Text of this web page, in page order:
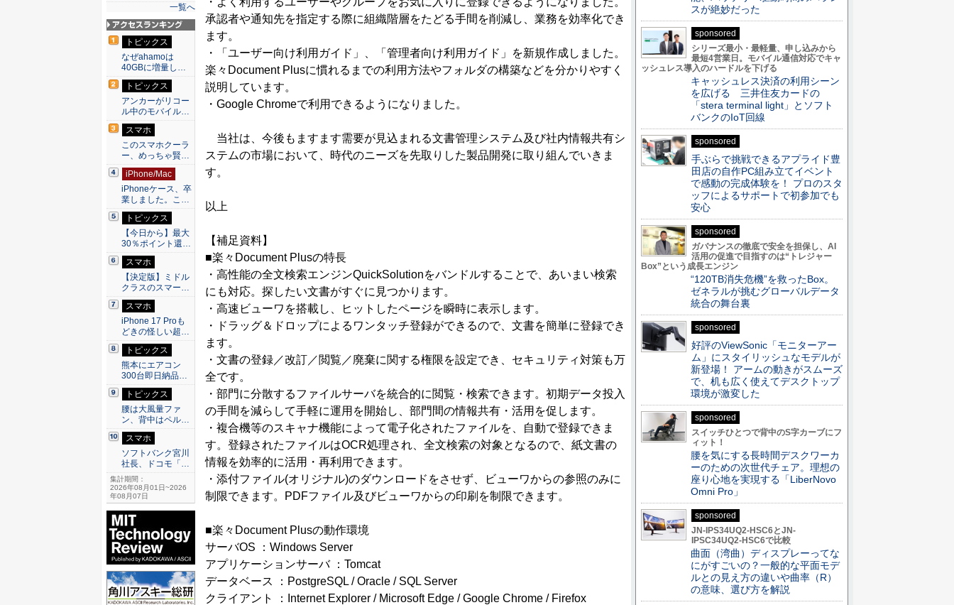
承認者や通知先を指定する際に組織階層をたどる手間を削減し、業務を効率化でき
ます。
・「ユーザー向け利用ガイド」、「管理者向け利用ガイド」を新規作成しました。
楽々Document Plusに慣れるまでの利用方法やフォルダの構築などを分かりやすく
説明しています。
・Google Chromeで利用できるようになりました。
当社は、今後もますます需要が見込まれる文書管理システム及び社内情報共有シ
ステムの市場において、時代のニーズを先取りした製品開発に取り組んでいきま
す。
以上
【補足資料】
■楽々Document Plusの特長
・高性能の全文検索エンジンQuickSolutionをバンドルすることで、あいまい検索
にも対応。探したい文書がすぐに見つかります。
・高速ビューワを搭載し、ヒットしたページを瞬時に表示します。
・ドラッグ＆ドロップによるワンタッチ登録ができるので、文書を簡単に登録でき
ます。
・文書の登録／改訂／閲覧／廃棄に関する権限を設定でき、セキュリティ対策も万
全です。
・部門に分散するファイルサーバを統合的に閲覧・検索できます。初期データ投入
の手間を減らして手軽に運用を開始し、部門間の情報共有・活用を促します。
・複合機等のスキャナ機能によって電子化されたファイルを、自動で登録できま
す。登録されたファイルはOCR処理され、全文検索の対象となるので、紙文書の
情報を効率的に活用・再利用できます。
・添付ファイル(オリジナル)のダウンロードをさせず、ビューワからの参照のみに
制限できます。PDFファイル及びビューワからの印刷を制限できます。
■楽々Document Plusの動作環境
サーバOS ：Windows Server
アプリケーションサーバ ：Tomcat
データベース ：PostgreSQL / Oracle / SQL Server
クライアント ：Internet Explorer / Microsoft Edge / Google Chrome / Firefox
一覧へ
アクセスランキン
グ
トピックス
なぜahamoは
40GBに増量し…
トピックス
アンカーがリコー
ル中のモバイル…
スマホ
このスマホクーラ
ー、めっちゃ賢…
iPhone/Mac
iPhoneケース、卒
業しました。こ…
トピックス
【今日から】最大
30％ポイント還…
スマホ
【決定版】ミドル
クラスのスマー…
スマホ
iPhone 17 Proも
どきの怪しい超…
トピックス
熊本にエアコン
300台即日納品…
トピックス
腰は大風量ファ
ン、背中はペル…
スマホ
ソフトバンク宮川
社長、ドコモ「…
集計期間：
2026年08月01日~2026
年08月07日
スが絶妙だった
sponsored
シリーズ最小・最軽量、申し込みから
最短4営業日。モバイル通信対応でキャ
ッシュレス導入のハードルを下げる
キャッシュレス決済の利用シーン
を広げる 三井住友カードの
「stera terminal light」とソフト
バンクのIoT回線
sponsored
手ぶらで挑戦できるアプライド豊
田店の自作PC組み立てイベント
で感動の完成体験を！ プロのスタ
ッフによるサポートで初参加でも
安心
sponsored
ガバナンスの徹底で安全を担保し、AI
活用の促進で目指すのは“トレジャー
Box”という成長エンジン
“120TB消失危機”を救ったBox。
ゼネラルが挑むグローバルデータ
統合の舞台裏
sponsored
好評のViewSonic「モニターアー
ム」にスタイリッシュなモデルが
新登場！ アームの動きがスムーズ
で、机も広く使えてデスクトップ
環境が激変した
sponsored
スイッチひとつで背中のS字カーブにフ
ィット！
腰を気にする長時間デスクワーカ
ーのための次世代チェア。理想の
座り心地を実現する「LiberNovo
Omni Pro」
sponsored
JN-IPS34UQ2-HSC6とJN-
IPSC34UQ2-HSC6で比較
曲面（湾曲）ディスプレーってな
にがすごいの？一般的な平面モデ
ルとの見え方の違いや曲率（R）
の意味、選び方を解説